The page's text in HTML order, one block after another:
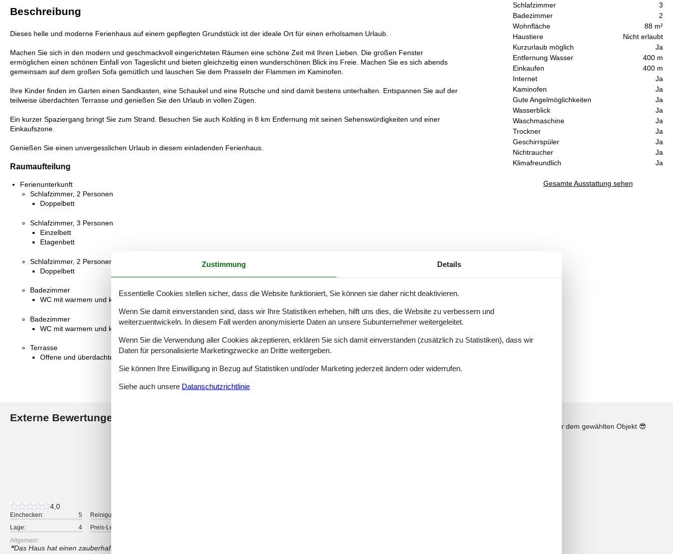
Schlafzimmer
3
Badezimmer
2
Wohnfläche
88 m²
Haustiere
Nicht erlaubt
Kurzurlaub möglich
Ja
Entfernung Wasser
400 m
Einkaufen
400 m
Internet
Ja
Kaminofen
Ja
Gute Angelmöglichkeiten
Ja
Wasserblick
Ja
Waschmaschine
Ja
Trockner
Ja
Geschirrspüler
Ja
Nichtraucher
Ja
Klimafreundlich
Ja
Gesamte Ausstattung sehen
Beschreibung
Dieses helle und moderne Ferienhaus auf einem gepflegten Grundstück ist der ideale Ort für einen erholsamen Urlaub.
Machen Sie sich in den modern und geschmackvoll eingerichteten Räumen eine schöne Zeit mit Ihren Lieben. Die großen Fenster
ermöglichen einen schönen Einfall von Tageslicht und bieten gleichzeitig einen wunderschönen Blick ins Freie. Machen Sie es sich abends
gemeinsam auf dem großen Sofa gemütlich und lauschen Sie dem Prasseln der Flammen im Kaminofen.
Ihre Kinder finden im Garten einen Sandkasten, eine Schaukel und eine Rutsche und sind damit bestens unterhalten. Entspannen Sie auf der
teilweise überdachten Terrasse und genießen Sie den Urlaub in vollen Zügen.
Ein kurzer Spaziergang bringt Sie zum Strand. Besuchen Sie auch Kolding in 8 km Entfernung mit seinen Sehenswürdigkeiten und einer
Einkaufszone.
Genießen Sie einen unvergesslichen Urlaub in diesem einladenden Ferienhaus.
Raumaufteilung
Ferienunterkunft
Schlafzimmer, 2 Personen
Doppelbett
Schlafzimmer, 3 Personen
Einzelbett
Etagenbett
Schlafzimmer, 2 Personen
Doppelbett
Badezimmer
WC mit warmem und kaltem Wasser, Dusche
Badezimmer
WC mit warmem und kaltem Wasser
Terrasse
Offene und überdachte Terrasse
Externe Bewertungen
4,0
Einchecken: 5 Reinigung:
Lage:
4 Preis-Leistung:
Allgemein:
Das Haus hat einen zauberhaften Garten und einen wunderschönen Wohnküchen Bereich. Die
Sonnenstand über dem gewählten Objekt 😎
Zustimmung Details
Essentielle Cookies stellen sicher, dass die Website funktioniert, Sie können sie daher nicht deaktivieren.
Wenn Sie damit einverstanden sind, dass wir Ihre Statistiken erheben, hilft uns dies, die Website zu verbessern und
weiterzuentwickeln. In diesem Fall werden anonymisierte Daten an unsere Subunternehmer weitergeleitet.
Wenn Sie die Verwendung aller Cookies akzeptieren, erklären Sie sich damit einverstanden (zusätzlich zu Statistiken), dass wir
Daten für personalisierte Marketingzwecke an Dritte weitergeben.
Sie können Ihre Einwilligung in Bezug auf Statistiken und/oder Marketing jederzeit ändern oder widerrufen.
Siehe auch unsere Datanschutzrichtlinie